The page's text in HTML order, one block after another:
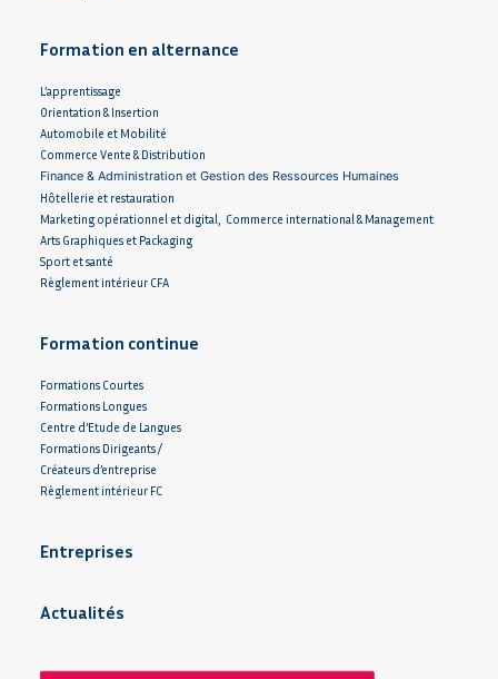
Formation en alternance
L’apprentissage
Orientation & Insertion
Automobile et Mobilité
Commerce Vente & Distribution
Finance & Administration et Gestion des Ressources Humaines
Hôtellerie et restauration
Marketing opérationnel et digital, Commerce international & Management
Arts Graphiques et Packaging
Sport et santé
Règlement intérieur CFA
Formation continue
Formations Courtes
Formations Longues
Centre d’Etude de Langues
Formations Dirigeants /
Créateurs d’entreprise
Règlement intérieur FC
Entreprises
Actualités